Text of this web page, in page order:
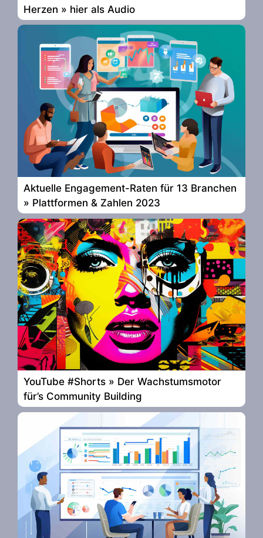
Herzen » hier als Audio
Aktuelle Engagement-Raten für 13 Branchen
» Plattformen & Zahlen 2023
YouTube #Shorts » Der Wachstumsmotor
für’s Community Building